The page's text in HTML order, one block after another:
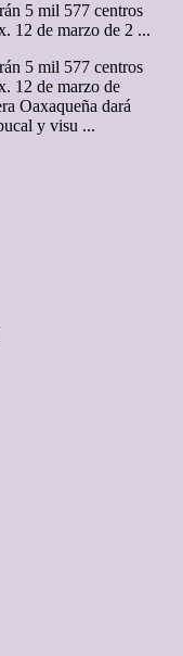
5 mil 577 centros
12 de marzo de 2 ...
5 mil 577 centros
12 de marzo de
Oaxaqueña dará
y visu ...